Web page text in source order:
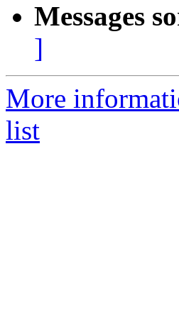
Messages
]
More
list